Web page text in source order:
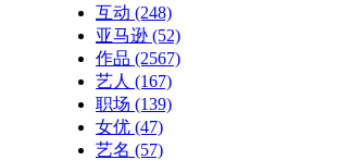
互动 (248)
亚马逊 (52)
作品 (2567)
艺人 (167)
职场 (139)
女优 (47)
艺名 (57)